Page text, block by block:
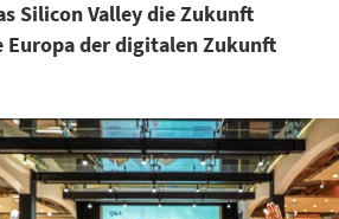
Silicon Valley die Zukunft
Europa der digitalen Zukunft